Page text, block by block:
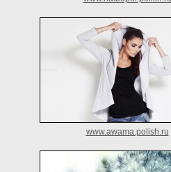
www.awama.polish.ru